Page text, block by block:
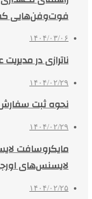
فوت‌وفن‌هایی
۱۴۰۴/۰۳/۰۶
ناترازی در
۱۴۰۴/۰۲/۲۹
نحوه ثبت
۱۴۰۴/۰۲/۲۹
مایکروسافت
لایسنس‌های
۱۴۰۴/۰۲/۲۵